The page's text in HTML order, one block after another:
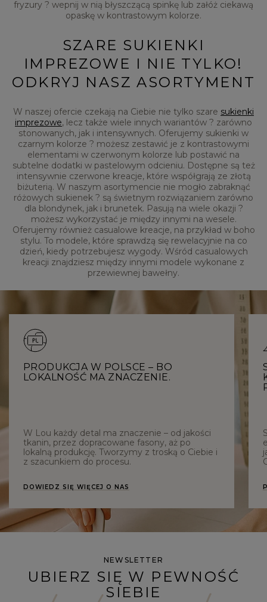
fryzury ? wepnij w nią błyszczącą spinkę lub załóż ciekawą
opaskę w kontrastowym kolorze.
SZARE SUKIENKI
IMPREZOWE I NIE TYLKO!
ODKRYJ NASZ ASORTYMENT
W naszej ofercie czekają na Ciebie nie tylko szare sukienki
imprezowe, lecz także wiele innych wariantów ? zarówno
stonowanych, jak i intensywnych. Oferujemy sukienki w
czarnym kolorze ? możesz zestawić je z kontrastowymi
elementami w czerwonym kolorze lub postawić na
subtelne dodatki w pastelowym odcieniu. Dostępne są też
intensywnie czerwone kreacje, które współgrają ze złotą
biżuterią. W naszym asortymencie nie mogło zabraknąć
różowych sukienek ? są świetnym rozwiązaniem zarówno
dla blondynek, jak i brunetek. Pasują na wiele okazji ?
możesz wykorzystać je między innymi na wesele.
Oferujemy również casualowe kreacje, na przykład w boho
stylu. To modele, które sprawdzą się rewelacyjnie na co
dzień, kiedy potrzebujesz wygody. Wśród casualowych
kreacji znajdziesz między innymi modele wykonane z
przewiewnej bawełny.
PRODUKCJA W POLSCE – BO
LOKALNOŚĆ MA ZNACZENIE.
W Lou każdy detal ma znaczenie – od jakości
tkanin, przez dopracowane fasony, aż po
lokalną produkcję. Tworzymy z troską o Ciebie i
z szacunkiem do procesu.
DOWIEDZ SIĘ WIĘCEJ O NAS
NEWSLETTER
UBIERZ SIĘ W PEWNOŚĆ
SIEBIE